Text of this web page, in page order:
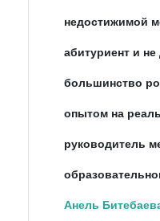
недостижимой
абитуриент и
большинство
опытом на
руководитель
Анель